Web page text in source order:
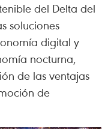
del Delta del
soluciones
digital y
nocturna,
de las ventajas
de